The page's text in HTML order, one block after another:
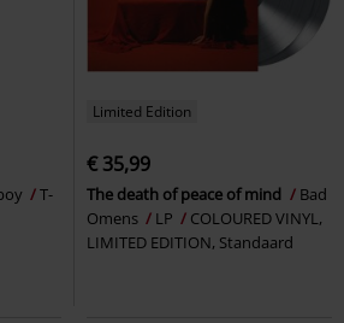
T-
Limited Edition
€ 35,99
The death of peace of mind
Bad
Omens
LP
COLOURED VINYL,
LIMITED EDITION, Standaard